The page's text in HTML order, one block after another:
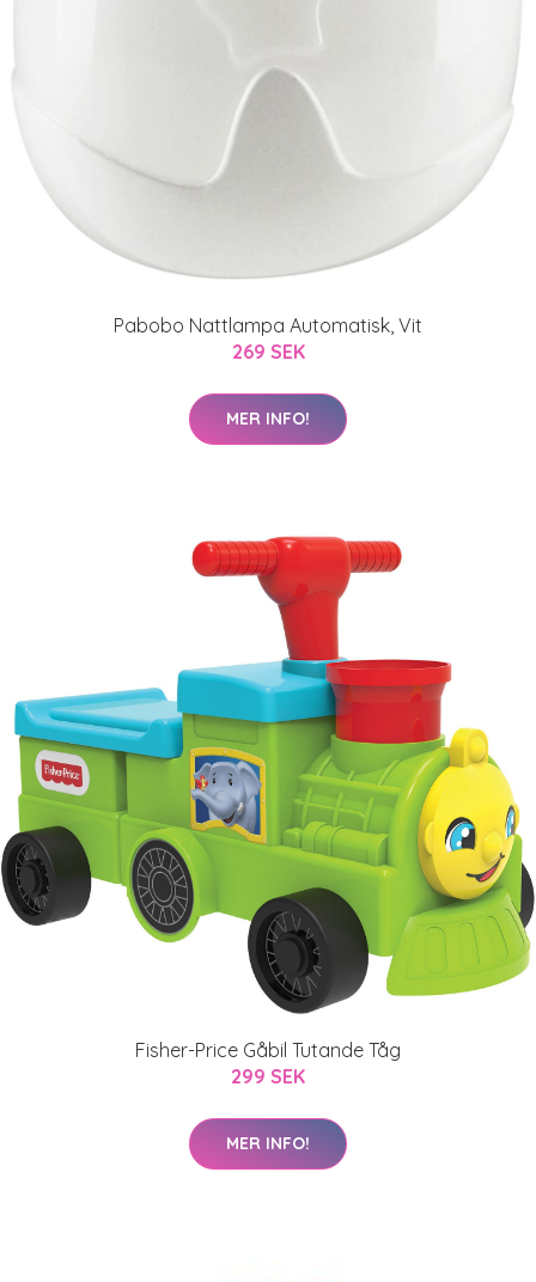
Pabobo Nattlampa Automatisk, Vit
269 SEK
MER INFO!
Fisher-Price Gåbil Tutande Tåg
299 SEK
MER INFO!